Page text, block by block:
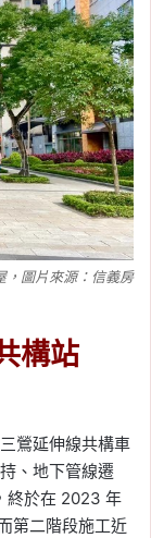
，圖片來源：信義房
構站
鶯延伸線共構車
、地下管線遷
終於在 2023 年
第二階段施工近